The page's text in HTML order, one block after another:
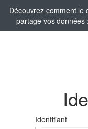
Découvrez comment le
partage vos données :
Identifiant